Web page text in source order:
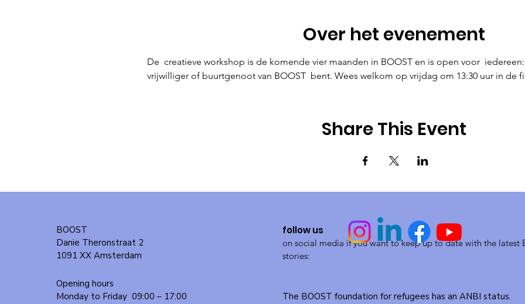
Over het evenement
De  creatieve workshop is de komende vier maanden in BOOST en is open voor
vrijwilliger of buurtgenoot van BOOST  bent. Wees welkom op vrijdag om 13:30 uur in de
Share This Event
BOOST
Danie Theronstraat 2
1091 XX Amsterdam
Opening hours
Monday to Friday 09:00 – 17:00
follow us
on social media if you want to keep up to date with the latest
stories:
The BOOST foundation for refugees has an ANBI status.